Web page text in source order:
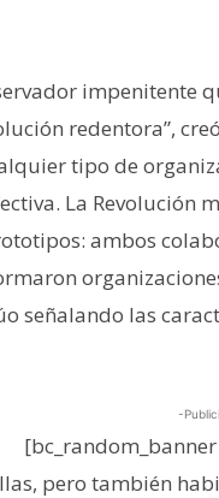
impenitente
redentora”,
tipo de
La Revolución
ambos
señalando las
-
pero también